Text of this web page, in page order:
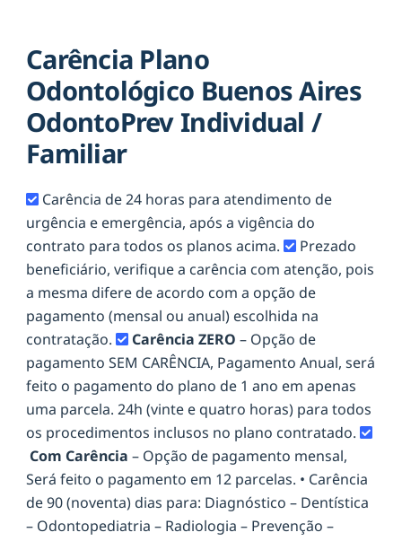
Carência Plano
Odontológico Buenos Aires
OdontoPrev Individual /
Familiar
Carência de 24 horas para atendimento de
urgência e emergência, após a vigência do
contrato para todos os planos acima.
Prezado
beneficiário, verifique a carência com atenção, pois
a mesma difere de acordo com a opção de
pagamento (mensal ou anual) escolhida na
contratação.
Carência ZERO – Opção de
pagamento SEM CARÊNCIA, Pagamento Anual, será
feito o pagamento do plano de 1 ano em apenas
uma parcela. 24h (vinte e quatro horas) para todos
os procedimentos inclusos no plano contratado.
Com Carência – Opção de pagamento mensal,
Será feito o pagamento em 12 parcelas. • Carência
de 90 (noventa) dias para: Diagnóstico – Dentística
– Odontopediatria – Radiologia – Prevenção –